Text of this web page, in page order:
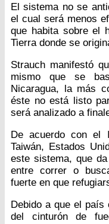
El sistema no se
el cual será menos
que habita sobre el
Tierra donde se
Strauch manifestó
mismo que se
Nicaragua, la más
éste no está listo
será analizado a
De acuerdo con el
Taiwán, Estados
este sistema, que
entre correr o
fuerte en que
Debido a que el
del cinturón de